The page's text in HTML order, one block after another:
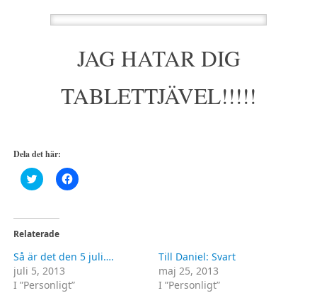
JAG HATAR DIG
TABLETTJÄVEL!!!!!
Dela det här:
Klicka
för
Twitter
(Öppnas
i
ett
nytt
fönster)
Klicka
för
ett
nytt
Relaterade
Så är det den 5 juli….
juli 5, 2013
I ”Personligt”
Till Daniel: Svart
maj 25, 2013
I ”Personligt”